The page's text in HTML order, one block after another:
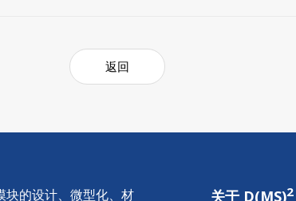
返回
块的设计、微型化、材 关于 D(MS)2